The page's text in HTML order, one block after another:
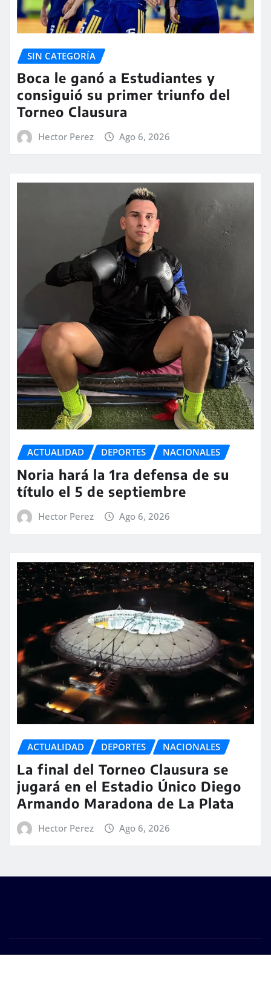
SIN CATEGORÍA
Boca le ganó a Estudiantes y
consiguió su primer triunfo del
Torneo Clausura
Hector Perez Ago 6, 2026
ACTUALIDAD DEPORTES NACIONALES
Noria hará la 1ra defensa de su
título el 5 de septiembre
Hector Perez Ago 6, 2026
ACTUALIDAD DEPORTES NACIONALES
La final del Torneo Clausura se
jugará en el Estadio Único Diego
Armando Maradona de La Plata
Hector Perez Ago 6, 2026